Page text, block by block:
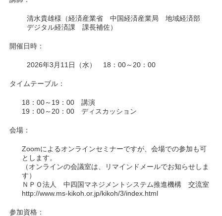
清水貴雄様（経済産業省 中国経済産業局 地域経済部
デジタル経済課 課長補佐）
開催日時：
2026年3月11日（水） 18：00～20：00
タイムテーブル：
18：00～19：00 講演
19：00～20：00 ディスカッション
会場：
Zoomによるオンラインセミナーですが、会場での参加も可
とします。
（オンラインの会議室は、リマインドメールでお知らせしま
す）
ＮＰＯ法人 中四国マネジメントシステム推進機構 交流室
http://www.ms-kikoh.or.jp/kikoh/3/index.html
参加資格：